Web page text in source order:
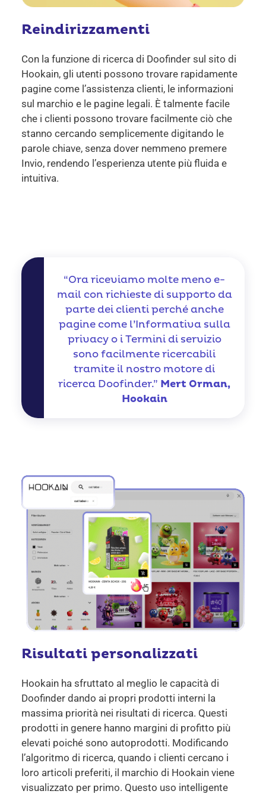
Reindirizzamenti
Con la funzione di ricerca di Doofinder sul sito di
Hookain, gli utenti possono trovare rapidamente
pagine come l’assistenza clienti, le informazioni
sul marchio e le pagine legali. È talmente facile
che i clienti possono trovare facilmente ciò che
stanno cercando semplicemente digitando le
parole chiave, senza dover nemmeno premere
Invio, rendendo l’esperienza utente più fluida e
intuitiva.
“Ora riceviamo molte meno e-
mail con richieste di supporto da
parte dei clienti perché anche
pagine come l’Informativa sulla
privacy o i Termini di servizio
sono facilmente ricercabili
tramite il nostro motore di
ricerca Doofinder.” Mert Orman,
Hookain
Risultati personalizzati
Hookain ha sfruttato al meglio le capacità di
Doofinder dando ai propri prodotti interni la
massima priorità nei risultati di ricerca. Questi
prodotti in genere hanno margini di profitto più
elevati poiché sono autoprodotti. Modificando
l’algoritmo di ricerca, quando i clienti cercano i
loro articoli preferiti, il marchio di Hookain viene
visualizzato per primo. Questo uso intelligente